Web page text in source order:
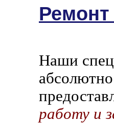
Наши
работу и